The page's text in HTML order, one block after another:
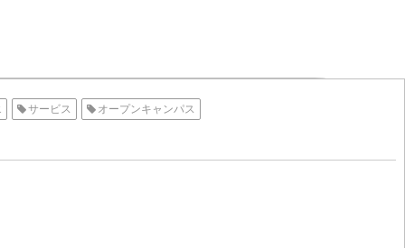
サービス オープンキャンパス